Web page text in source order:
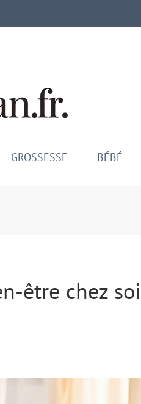
GROSSESSE BÉBÉ
être chez soi